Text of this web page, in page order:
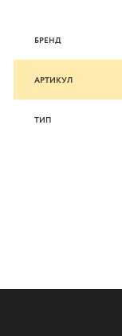
БРЕНД
АРТИКУЛ
ТИП